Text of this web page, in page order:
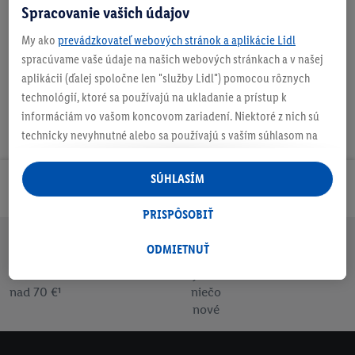
Nastaviť ako obľúbenú
Odoberaj Newsletter!
zadarmo
nad 70 €¹
Vrátenie
Každý
niečo
nové
Spracovanie vašich údajov
My ako prevádzkovateľ webových stránok a aplikácie Lidl
spracúvame vaše údaje na našich webových stránkach a v našej
aplikácii (ďalej spoločne len "služby Lidl") pomocou rôznych
technológií, ktoré sa používajú na ukladanie a prístup k
informáciám vo vašom koncovom zariadení. Niektoré z nich sú
technicky nevyhnutné alebo sa používajú s vaším súhlasom na
personalizovanú reklamu v rámci služieb Lidl aj mimo nich. Ak
ste účastníkom programu Lidl Plus, na tieto účely sa spracúvajú
aj údaje z vášho nákupného správania v obchode.
následne si vytvoríte účet Lidl Plus alebo sa prihlásite do svojho
tiež vytvoriť špeciálny online identifikátor z e-mailovej adresy,
ktorú tam uvediete, aby sme vás mohli rozpoznať v službách
ODMIETNUŤ
PRISPÔSOBIŤ
SÚHLASÍM